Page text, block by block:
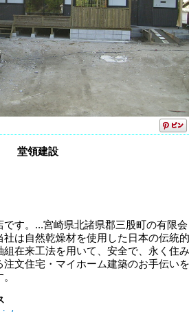
堂領建設
です。...宮崎県北諸県郡三股町の有限会
社は自然乾燥材を使用した日本の伝統
組在来工法を用いて、安全で、永く住
注文住宅・マイホーム建築のお手伝い